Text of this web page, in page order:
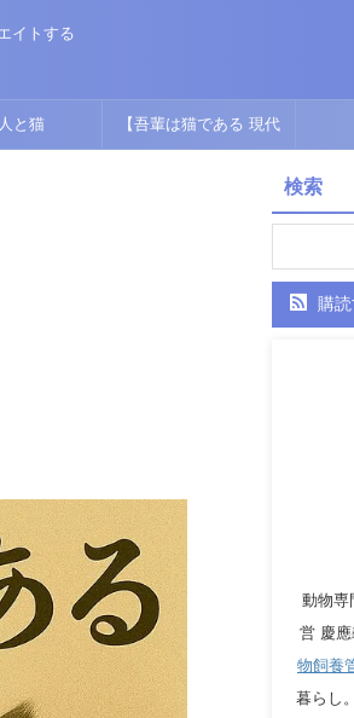
イトする
と猫 【吾輩は猫である 現代
版】猫視点で描くオリジナ
検索
購
動物専
営 慶應
物飼養
暮らし